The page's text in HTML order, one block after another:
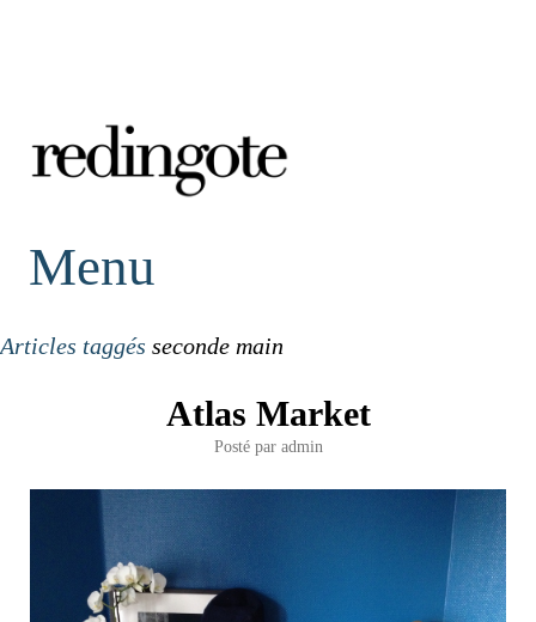
redingote.
Menu
Articles taggés seconde main
Atlas Market
Posté par admin